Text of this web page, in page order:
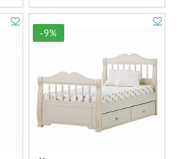
-9%